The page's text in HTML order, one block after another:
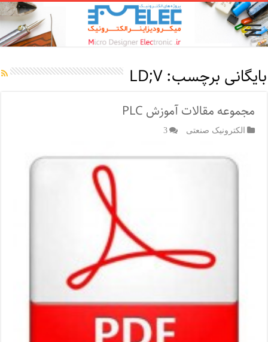
بایگانی برچسب:LD;V
مجموعه مقالات آموزش PLC
الکترونیک صنعتی 3